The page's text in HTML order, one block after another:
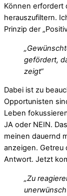
Können erfordert
herauszufiltern.
Prinzip der
gefördert,
zeigt“
Dabei ist zu
Opportunisten
Leben
JA oder NEIN.
meinen dauernd
anzeigen. Getreu
Antwort. Jetzt
„Zu